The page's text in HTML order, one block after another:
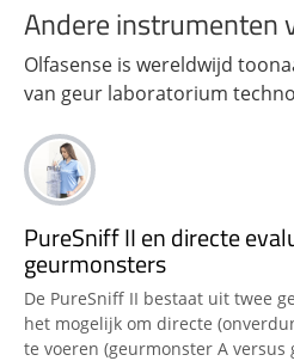
Andere instrumenten
Olfasense is wereldwijd
van geur laboratorium
PureSniff II en directe
geurmonsters
De PureSniff II bestaat uit twee
het mogelijk om directe
te voeren (geurmonster A versus